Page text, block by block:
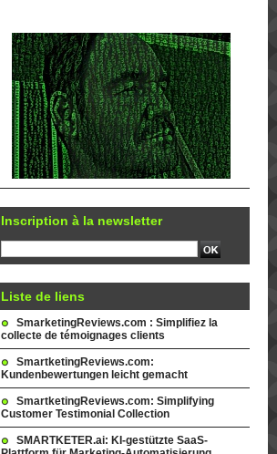
Inscription à la newsletter
Liste de liens
SmarketingReviews.com : Simplifiez la
collecte de témoignages clients
SmartketingReviews.com:
Kundenbewertungen leicht gemacht
SmartketingReviews.com: Simplifying
Customer Testimonial Collection
SMARTKETER.ai: KI-gestützte SaaS-